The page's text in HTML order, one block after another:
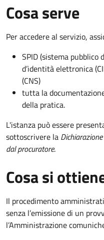
Cosa serve
Per accedere al servizio,
SPID (sistema
d’identità elettronica
(CNS)
tutta la
della pratica.
L'istanza può essere
sottoscrivere la
dal procuratore.
Cosa si
Il procedimento
senza l’emissione di un
l’Amministrazione